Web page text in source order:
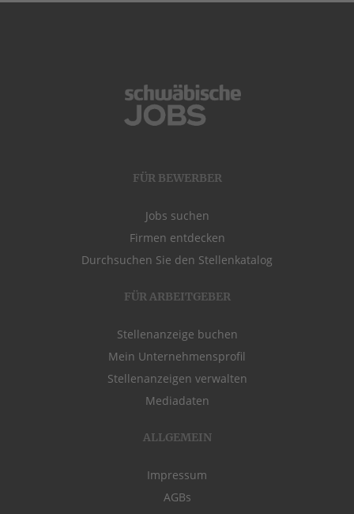
FÜR BEWERBER
Jobs suchen
Firmen entdecken
Durchsuchen Sie den Stellenkatalog
FÜR ARBEITGEBER
Stellenanzeige buchen
Mein Unternehmensprofil
Stellenanzeigen verwalten
Mediadaten
ALLGEMEIN
Impressum
AGBs